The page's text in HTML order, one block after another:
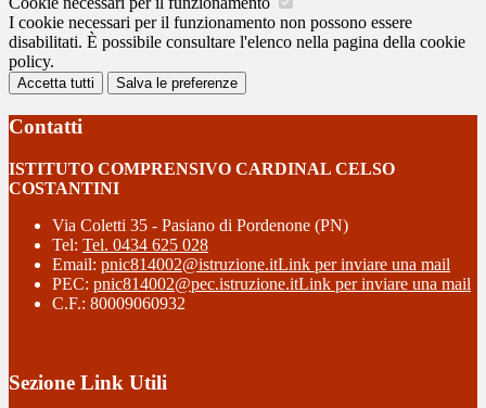
I cookie necessari per il funzionamento non possono essere
disabilitati. È possibile consultare l'elenco nella pagina della cookie
policy.
Accetta tutti Salva le preferenze
Contatti
ISTITUTO COMPRENSIVO CARDINAL CELSO
COSTANTINI
Via Coletti 35 - Pasiano di Pordenone (PN)
Tel: Tel. 0434 625 028
Email: pnic814002@istruzione.itLink per inviare una mail
PEC: pnic814002@pec.istruzione.itLink per inviare una mail
C.F.: 80009060932
Sezione Link Utili